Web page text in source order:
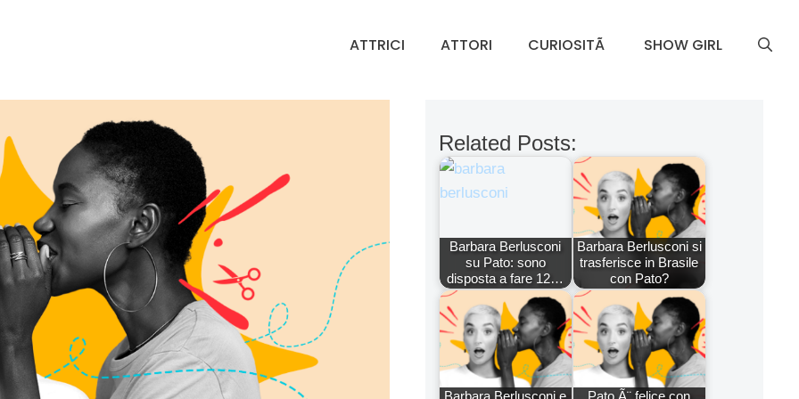
ATTRICI ATTORI CURIOSITÃ SHOW GIRL
Related Posts:
Barbara Berlusconi
su Pato: sono
disposta a fare 12…
Barbara Berlusconi si
trasferisce in Brasile
con Pato?